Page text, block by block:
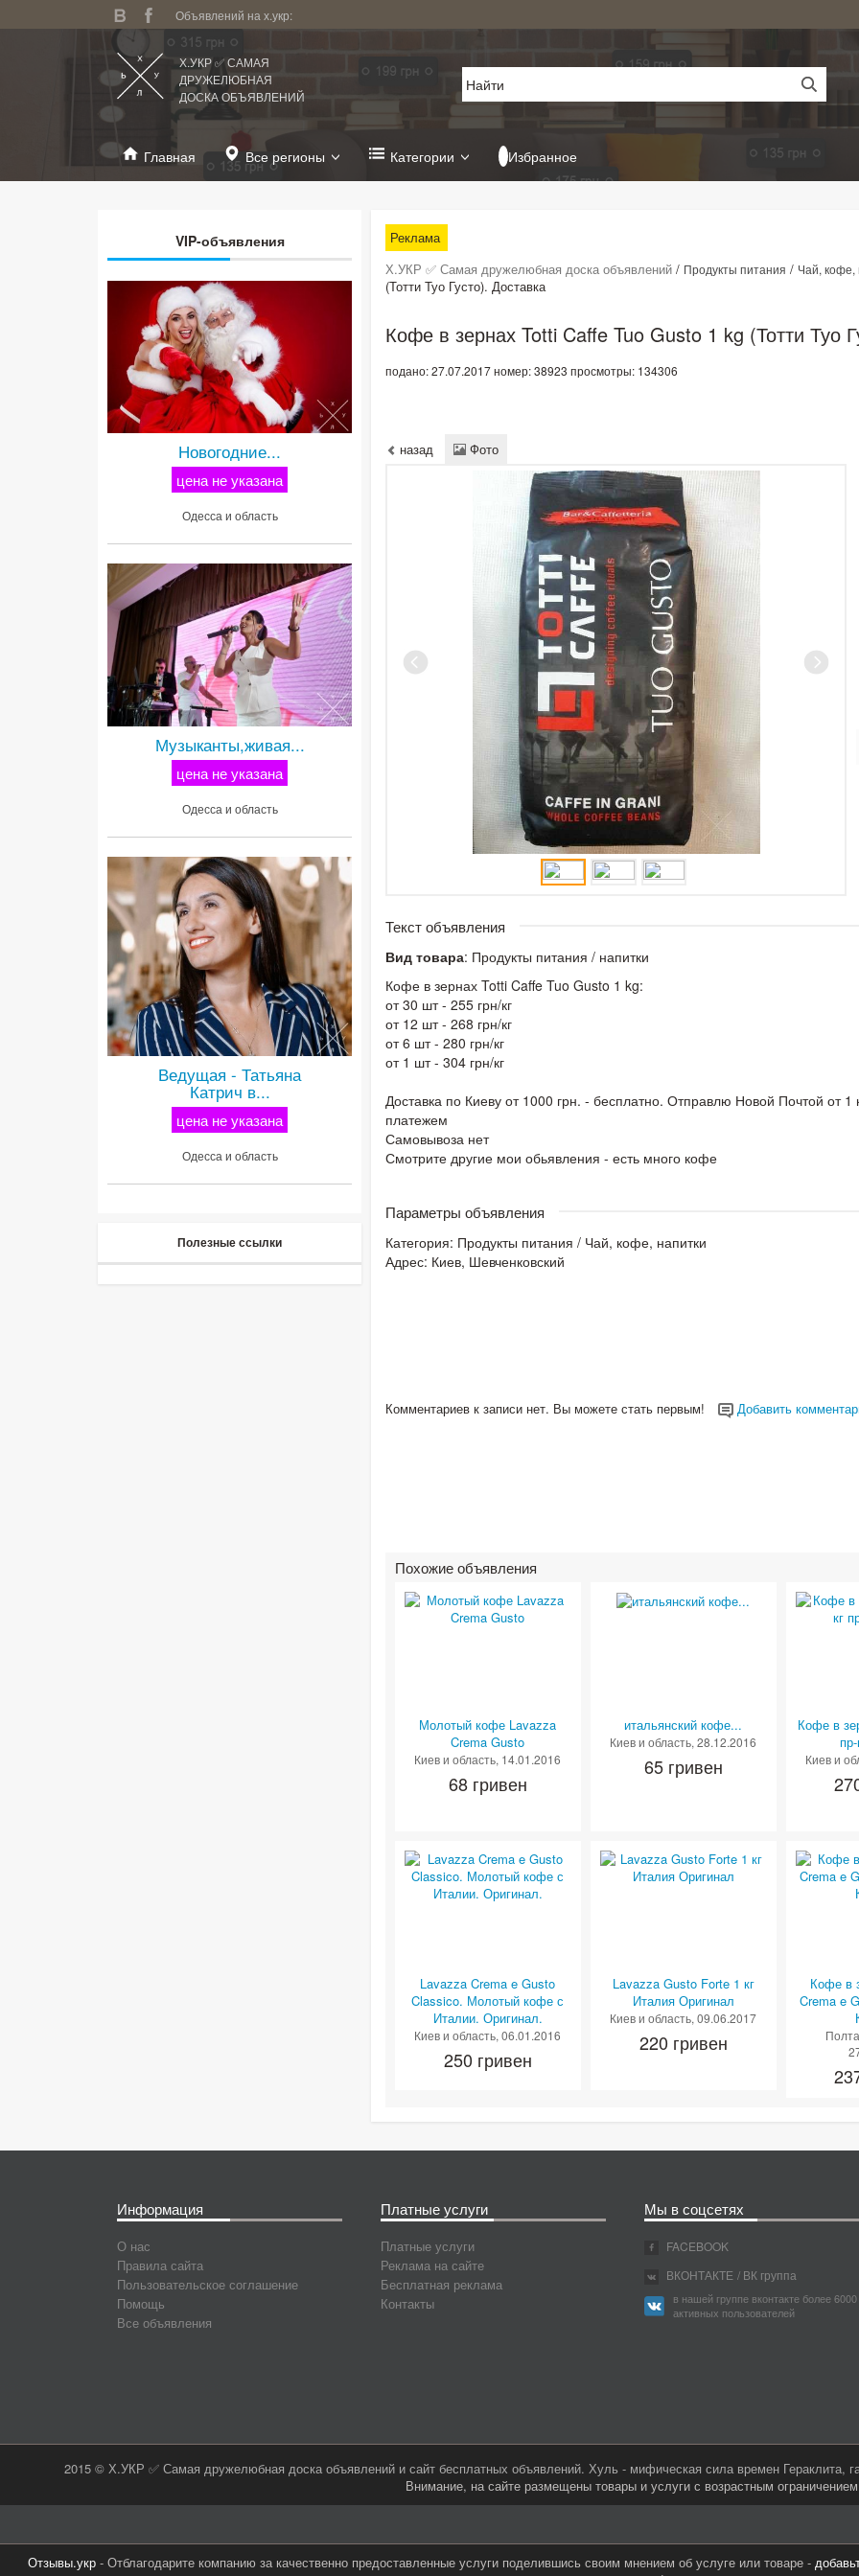
Объявлений на х.укр:
Х.УКР ✅ САМАЯ
ДРУЖЕЛЮБНАЯ
ДОСКА ОБЪЯВЛЕНИЙ
Главная Все регионы Категории Избранное
Реклама
Х.УКР ✅ Самая дружелюбная доска объявлений / Продукты питания / Чай, кофе,
(Тотти Туо Густо). Доставка
Кофе в зернах Totti Caffe Tuo Gusto 1 kg (Тотти Туо
подано: 27.07.2017номер: 38923 просмотры: 134306
назад Фото
Текст объявления
Вид товара: Продукты питания / напитки
Кофе в зернах Totti Caffe Tuo Gusto 1 kg:
от 30 шт - 255 грн/кг
от 12 шт - 268 грн/кг
от 6 шт - 280 грн/кг
от 1 шт - 304 грн/кг
Доставка по Киеву от 1000 грн. - бесплатно. Отправлю Новой Почтой от
платежем
Самовывоза нет
Смотрите другие мои обьявления - есть много кофе
Параметры объявления
Категория: Продукты питания / Чай, кофе, напитки
Адрес: Киев, Шевченковский
Комментариев к записи нет. Вы можете стать первым! Добавить
Похожие объявления
Молотый кофе Lavazza
Crema Gusto
Киев и область, 14.01.2016
68 гривен
итальянский кофе...
Киев и область, 28.12.2016
65 гривен
Кофе в
Киев и
Lavazza Crema e Gusto
Classico. Молотый кофе с
Италии. Оригинал.
Киев и область, 06.01.2016
250 гривен
Lavazza Gusto Forte 1 кг
Италия Оригинал
Киев и область, 09.06.2017
220 гривен
Кофе в
Crema e
VIP-объявления
Новогодние...
цена не указана
Одесса и область
Музыканты,живая...
цена не указана
Одесса и область
Ведущая - Татьяна
Катрич в...
цена не указана
Одесса и область
Полезные ссылки
Информация
О нас
Правила сайта
Пользовательское соглашение
Помощь
Все объявления
Платные услуги
Платные услуги
Реклама на сайте
Бесплатная реклама
Контакты
Мы в соцсетях
FACEBOOK
ВКОНТАКТЕ / ВК группа
в нашей группе вконтакте более 6000
активных пользователей
2015 © Х.УКР ✅ Самая дружелюбная доска объявлений и сайт бесплатных объявлений. Хуль - мифическая сила времен Гераклита,
Внимание, на сайте размещены товары и услуги с возрастным
Отзывы.укр- Отблагодарите компанию за качественно предоставленные услуги поделившись своим мнением об услуге или товаре -